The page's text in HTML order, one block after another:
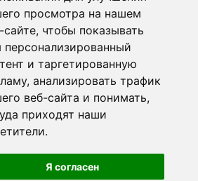
просмотра на нашем
сайте, чтобы показывать
персонализированный
и таргетированную
анализировать трафик
веб-сайта и понимать,
приходят наши
Я согласен
USER
SUBSCRIBE
ВОЙДИТЕ
s.r.l. © 2025 - Код НДС